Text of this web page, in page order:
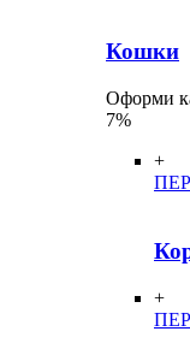
Кошки
Оформи
7%
+
+